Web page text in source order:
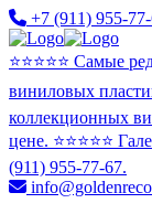
+7 (911) 955-
⭐️⭐️⭐️⭐️⭐️ Самые
виниловых
коллекционных
цене. ⭐️⭐️⭐️⭐️⭐️
(911) 955-77-67.